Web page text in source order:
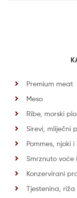
Premium meat
Meso
Ribe, morski
Sirevi, mliječni
Pommes, njoki i
Smrznuto voće
Konzervirani
Tjestenina, riža